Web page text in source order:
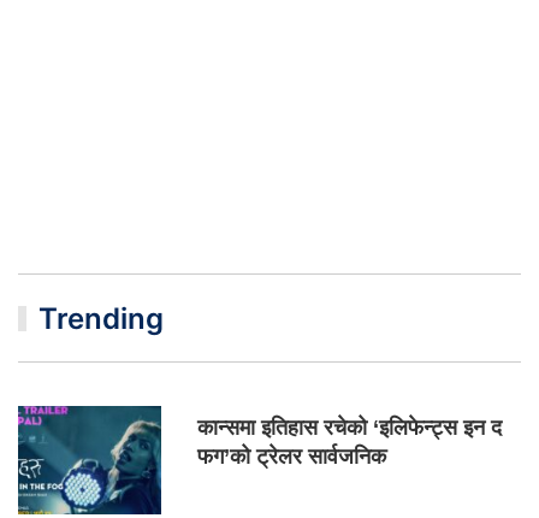
Trending
कान्समा इतिहास रचेको ‘इलिफेन्ट्स इन द
फग’को ट्रेलर सार्वजनिक